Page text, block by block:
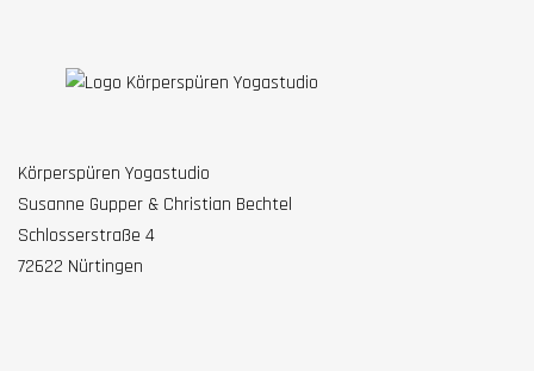
Körperspüren Yogastudio
Susanne Gupper & Christian Bechtel
Schlosserstraße 4
72622 Nürtingen